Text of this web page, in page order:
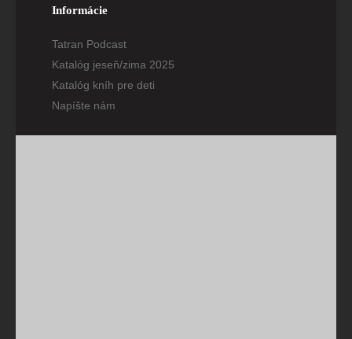
Informácie
Tatran Podcast
Katalóg jeseň/zima 2025
Katalóg kníh pre deti
Napíšte nám